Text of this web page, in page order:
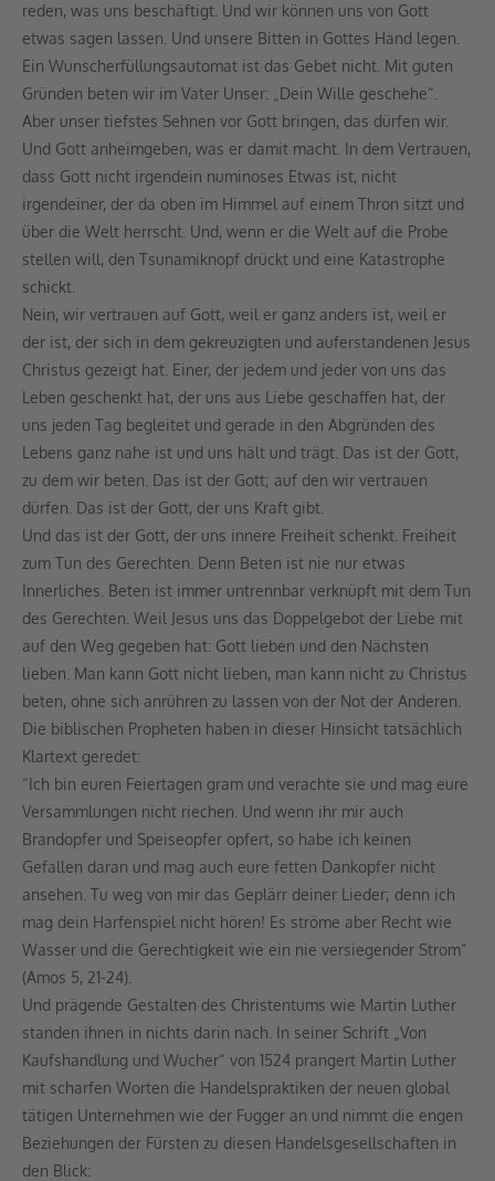
reden, was uns beschäftigt. Und wir können uns von Gott
etwas sagen lassen. Und unsere Bitten in Gottes Hand legen.
Ein Wunscherfüllungsautomat ist das Gebet nicht. Mit guten
Gründen beten wir im Vater Unser: „Dein Wille geschehe“.
Aber unser tiefstes Sehnen vor Gott bringen, das dürfen wir.
Und Gott anheimgeben, was er damit macht. In dem Vertrauen,
dass Gott nicht irgendein numinoses Etwas ist, nicht
irgendeiner, der da oben im Himmel auf einem Thron sitzt und
über die Welt herrscht. Und, wenn er die Welt auf die Probe
stellen will, den Tsunamiknopf drückt und eine Katastrophe
schickt.
Nein, wir vertrauen auf Gott, weil er ganz anders ist, weil er
der ist, der sich in dem gekreuzigten und auferstandenen Jesus
Christus gezeigt hat. Einer, der jedem und jeder von uns das
Leben geschenkt hat, der uns aus Liebe geschaffen hat, der
uns jeden Tag begleitet und gerade in den Abgründen des
Lebens ganz nahe ist und uns hält und trägt. Das ist der Gott,
zu dem wir beten. Das ist der Gott; auf den wir vertrauen
dürfen. Das ist der Gott, der uns Kraft gibt.
Und das ist der Gott, der uns innere Freiheit schenkt. Freiheit
zum Tun des Gerechten. Denn Beten ist nie nur etwas
Innerliches. Beten ist immer untrennbar verknüpft mit dem Tun
des Gerechten. Weil Jesus uns das Doppelgebot der Liebe mit
auf den Weg gegeben hat: Gott lieben und den Nächsten
lieben. Man kann Gott nicht lieben, man kann nicht zu Christus
beten, ohne sich anrühren zu lassen von der Not der Anderen.
Die biblischen Propheten haben in dieser Hinsicht tatsächlich
Klartext geredet:
“Ich bin euren Feiertagen gram und verachte sie und mag eure
Versammlungen nicht riechen. Und wenn ihr mir auch
Brandopfer und Speiseopfer opfert, so habe ich keinen
Gefallen daran und mag auch eure fetten Dankopfer nicht
ansehen. Tu weg von mir das Geplärr deiner Lieder; denn ich
mag dein Harfenspiel nicht hören! Es ströme aber Recht wie
Wasser und die Gerechtigkeit wie ein nie versiegender Strom“
(Amos 5, 21-24).
Und prägende Gestalten des Christentums wie Martin Luther
standen ihnen in nichts darin nach. In seiner Schrift „Von
Kaufshandlung und Wucher“ von 1524 prangert Martin Luther
mit scharfen Worten die Handelspraktiken der neuen global
tätigen Unternehmen wie der Fugger an und nimmt die engen
Beziehungen der Fürsten zu diesen Handelsgesellschaften in
den Blick: